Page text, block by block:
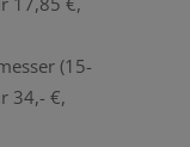
(15-
34,- €,